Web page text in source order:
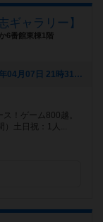
ギャラリー】
6番館東棟1階
[NEW] 土日で鉄人ボードゲーム会でした！（2026年04月07日 21時31分）
！ゲーム800越。
）土日祝：1人...